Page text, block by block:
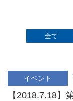
全て
イベント
【2018.7.18】